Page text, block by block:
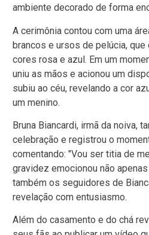
ambiente decorado de forma
A cerimônia contou com uma
brancos e ursos de pelúcia,
cores rosa e azul. Em um
uniu as mãos e acionou um
subiu ao céu, revelando a cor
um menino.
Bruna Biancardi, irmã da noiva,
celebração e registrou o
comentando: "Vou ser titia de
gravidez emocionou não
também os seguidores de
revelação com entusiasmo.
Além do casamento e do chá